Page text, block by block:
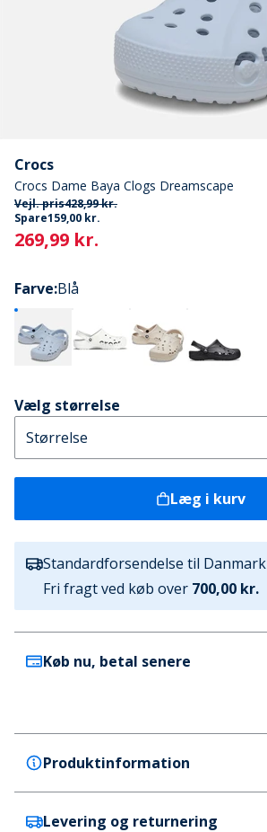
Crocs
Crocs Dame Baya Clogs Dreamscape
Vejl. pris428,99 kr.
Spare159,00 kr.
Current
269,99 kr.
Farve:Blå
Vælg størrelse
Læg i kurv
Standardforsendelse til Danmark
Fri fragt ved køb over 700,00 kr.
Køb nu, betal senere
Produktinformation
Crocs
Levering og returnering